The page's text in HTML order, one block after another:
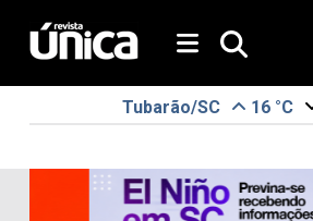
Tubarão/SC 16 °C